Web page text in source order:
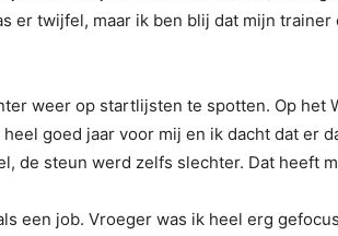
er twijfel, maar ik ben blij dat mijn
weer op startlijsten te spotten. Op het
goed jaar voor mij en ik dacht dat er
de steun werd zelfs slechter. Dat heeft
een job. Vroeger was ik heel erg